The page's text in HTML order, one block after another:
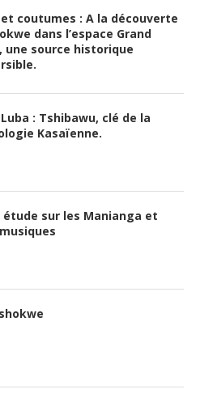
coutumes : A la découverte
dans l’espace Grand
une source historique
: Tshibawu, clé de la
Kasaïenne.
étude sur les Manianga et